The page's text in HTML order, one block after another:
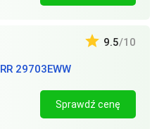
29703EWW
9.5/10
Sprawdź cenę